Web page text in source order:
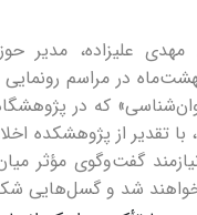
علیزاده، مدیر
در مراسم رونمایی
که در
تقدیر از پژوهشکده
گفت‌وگوی مؤثر
خواهند شد و گسل‌هایی